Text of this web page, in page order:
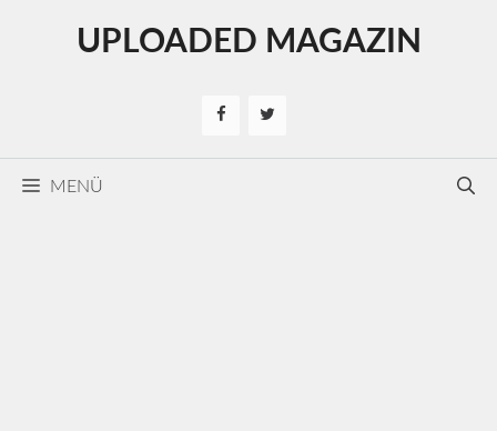
UPLOADED MAGAZIN
MENÜ